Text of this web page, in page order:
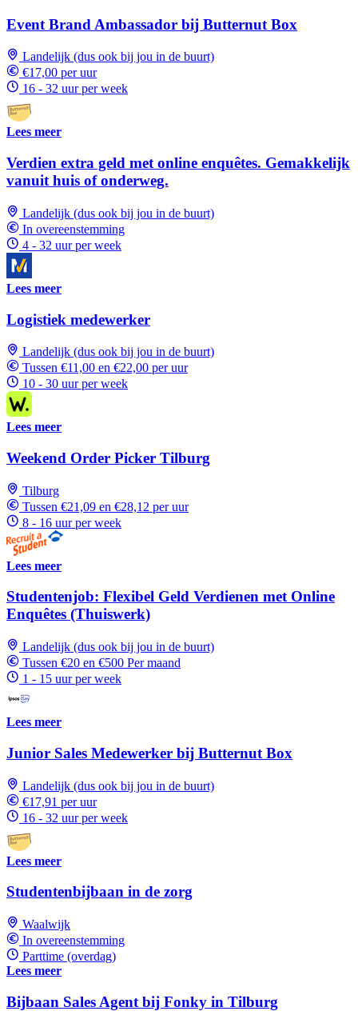
Event Brand Ambassador bij Butternut Box
Landelijk (dus ook bij jou in de buurt)
€17,00 per uur
16 - 32 uur per week
Lees meer
Verdien extra geld met online enquêtes. Gemakkelijk
vanuit huis of onderweg.
Landelijk (dus ook bij jou in de buurt)
In overeenstemming
4 - 32 uur per week
Lees meer
Logistiek medewerker
Landelijk (dus ook bij jou in de buurt)
Tussen €11,00 en €22,00 per uur
10 - 30 uur per week
Lees meer
Weekend Order Picker Tilburg
Tilburg
Tussen €21,09 en €28,12 per uur
8 - 16 uur per week
Lees meer
Studentenjob: Flexibel Geld Verdienen met Online
Enquêtes (Thuiswerk)
Landelijk (dus ook bij jou in de buurt)
Tussen €20 en €500 Per maand
1 - 15 uur per week
Lees meer
Junior Sales Medewerker bij Butternut Box
Landelijk (dus ook bij jou in de buurt)
€17,91 per uur
16 - 32 uur per week
Lees meer
Studentenbijbaan in de zorg
Waalwijk
In overeenstemming
Parttime (overdag)
Lees meer
Bijbaan Sales Agent bij Fonky in Tilburg